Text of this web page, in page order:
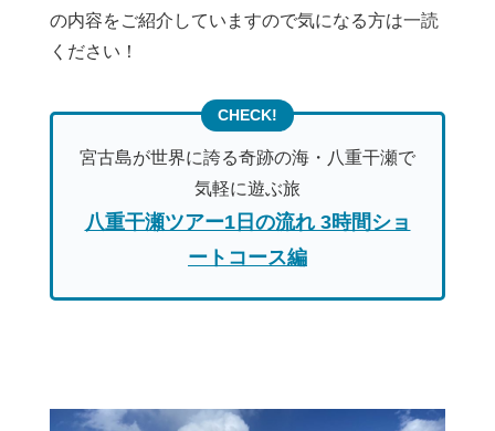
の内容をご紹介していますので気になる方は一読
ください！
宮古島が世界に誇る奇跡の海・八重干瀬で
気軽に遊ぶ旅
八重干瀬ツアー1日の流れ 3時間ショ
ートコース編